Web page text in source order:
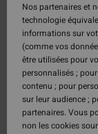
Nos partenaires et
technologie
informations sur
(comme vos
être utilisées pour
personnalisés ;
contenu ; pour
sur leur audience ;
partenaires. Vous
non les cookies